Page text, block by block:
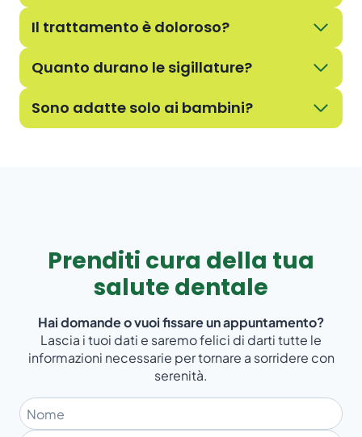
Il trattamento è doloroso?
Quanto durano le sigillature?
Sono adatte solo ai bambini?
Prenditi cura della tua
salute dentale
Hai domande o vuoi fissare un appuntamento?
Lascia i tuoi dati e saremo felici di darti tutte le
informazioni necessarie per tornare a sorridere con
serenità.